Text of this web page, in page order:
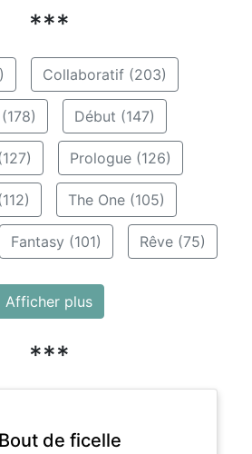
***
Collaboratif (203)
Début (147)
Prologue (126)
The One (105)
Fantasy (101) Rêve (75)
Afficher plus
***
de ficelle